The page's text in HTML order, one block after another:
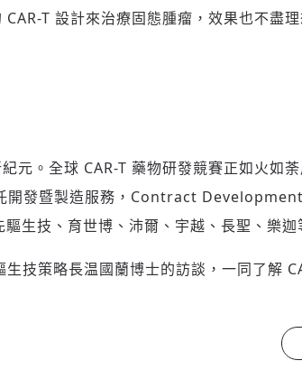
T 設計來治療固態腫瘤，效果也不盡理
元。全球 CAR-T 藥物研發競賽正如火如
開發暨製造服務，Contract
技、育世博、沛爾、宇越、長聖、樂迦
技策略長温國蘭博士的訪談，一同了解